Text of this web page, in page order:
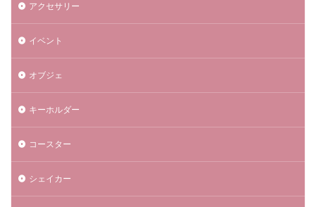
アクセサリー
イベント
オブジェ
キーホルダー
コースター
シェイカー